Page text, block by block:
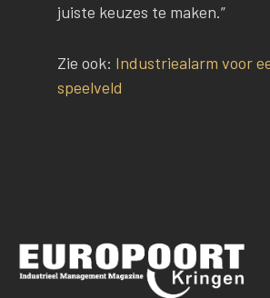
juiste keuzes te maken.”
Zie ook: Industriealarm voor
speelveld